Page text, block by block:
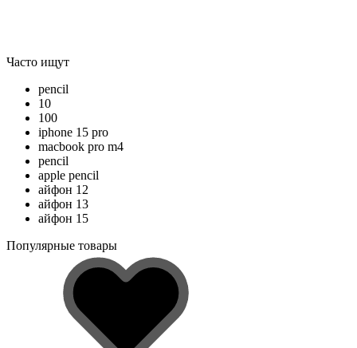
Часто ищут
pencil
10
100
iphone 15 pro
macbook pro m4
pencil
apple pencil
айфон 12
айфон 13
айфон 15
Популярные товары